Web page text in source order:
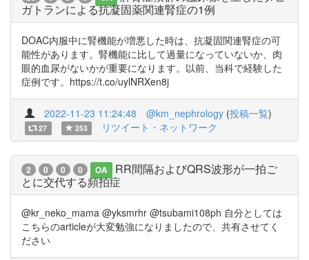
ガトランによる抗凝固薬関連腎症の1例
DOAC内服中に腎機能が増悪した時は、抗凝固関連腎症の可
能性があります。腎機能に比して過量になっていないか、肉
眼的血尿がないかが重要になります。以前、当科で経験した
症例です。https://t.co/uylNRXen8j
2022-11-23 11:24:48 @km_nephrology (投稿一覧)
27 253 リツイート・ネットワーク
2 0 0 0 OA
RR間隔およびQRS波形が一拍ご
とに交代する頻拍症
@kr_neko_mama @yksmrhr @tsubami108ph 自分としては
こちらのarticleが大変勉強になりましたので、共有させてく
ださい